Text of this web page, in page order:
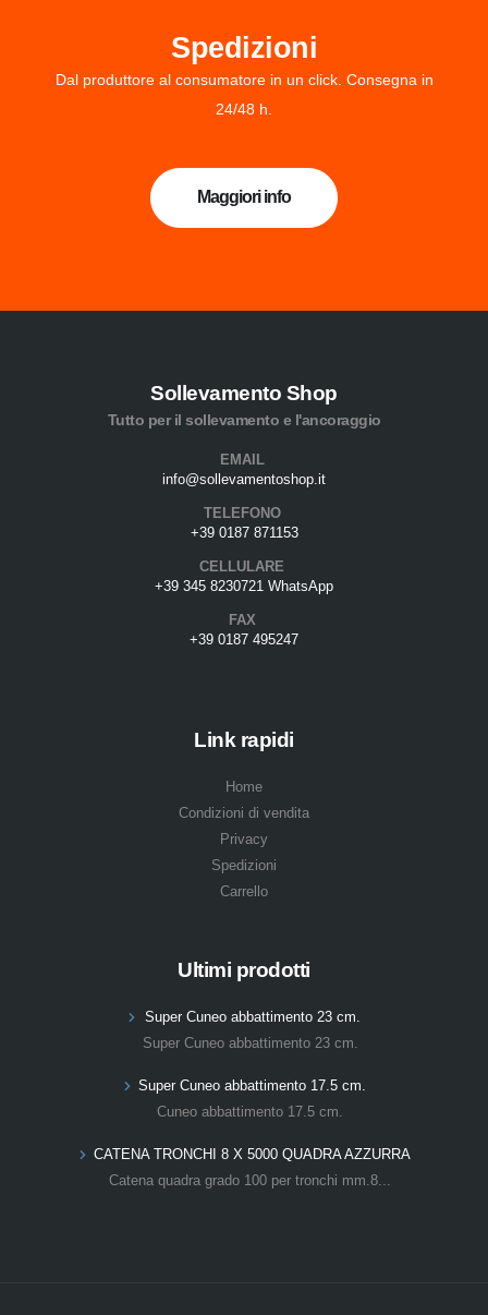
Spedizioni
Dal produttore al consumatore in un click. Consegna in
24/48 h.
Maggiori info
Sollevamento Shop
Tutto per il sollevamento e l'ancoraggio
EMAIL
info@sollevamentoshop.it
TELEFONO
+39 0187 871153
CELLULARE
+39 345 8230721 WhatsApp
FAX
+39 0187 495247
Link rapidi
Home
Condizioni di vendita
Privacy
Spedizioni
Carrello
Ultimi prodotti
Super Cuneo abbattimento 23 cm.
Super Cuneo abbattimento 23 cm.
Super Cuneo abbattimento 17.5 cm.
Cuneo abbattimento 17.5 cm.
CATENA TRONCHI 8 X 5000 QUADRA AZZURRA
Catena quadra grado 100 per tronchi mm.8...